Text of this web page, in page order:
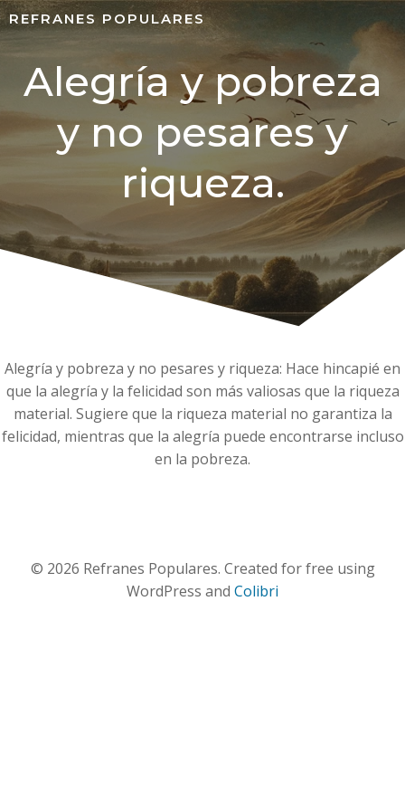
REFRANES POPULARES
Alegría y pobreza
y no pesares y
riqueza.
Alegría y pobreza y no pesares y riqueza: Hace hincapié en
que la alegría y la felicidad son más valiosas que la riqueza
material. Sugiere que la riqueza material no garantiza la
felicidad, mientras que la alegría puede encontrarse incluso
en la pobreza.
© 2026 Refranes Populares. Created for free using
WordPress and Colibri